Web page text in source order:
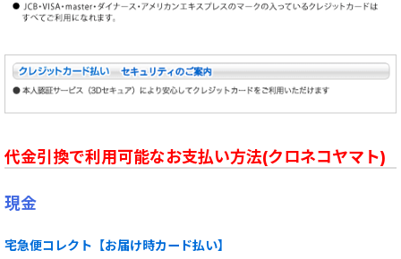
代金引換で利用可能なお支払い方法(クロネコヤマト)
現金
宅急便コレクト【お届け時カード払い】